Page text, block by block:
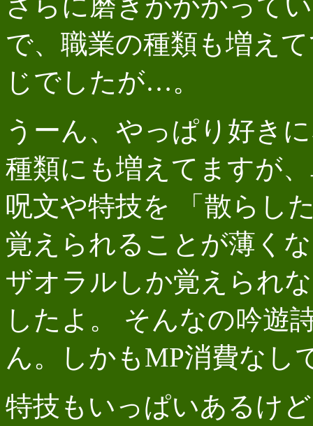
で、職業の種類も増え
じでしたが…。
うーん、やっぱり好き
種類にも増えてますが
呪文や特技を 「散らし
覚えられることが薄く
ザオラルしか覚えられ
したよ。 そんなの吟遊
ん。しかもMP消費なし
特技もいっぱいあるけ